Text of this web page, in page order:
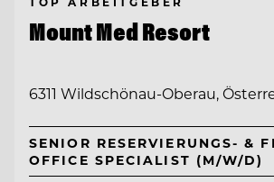
Mount Med Resort
6311 Wildschönau-Oberau,
SENIOR RESERVIERUNGS- &
OFFICE SPECIALIST (M/W/D)